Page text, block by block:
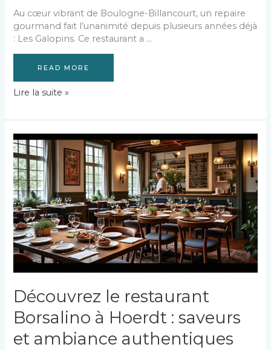
Au cœur vibrant de Boulogne-Billancourt, un repaire
gourmand fait l’unanimité depuis plusieurs années déjà
: Les Galopins. Ce restaurant a …
READ MORE
Découvrez
restaurant
Galopins
à
Boulogne
:
un
lieu
convivial
et
gourmand
Lire la suite »
Découvrez le restaurant
Borsalino à Hoerdt : saveurs
et ambiance authentiques